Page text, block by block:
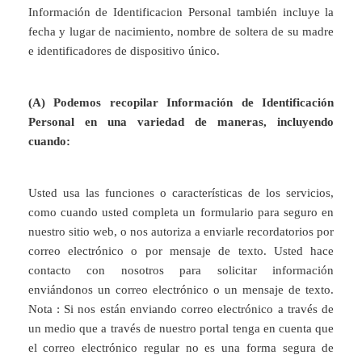
Información de Identificacion Personal también incluye la
fecha y lugar de nacimiento, nombre de soltera de su madre
e identificadores de dispositivo único.
(A) Podemos recopilar Información de Identificación
Personal en una variedad de maneras, incluyendo
cuando:
Usted usa las funciones o características de los servicios,
como cuando usted completa un formulario para seguro en
nuestro sitio web, o nos autoriza a enviarle recordatorios por
correo electrónico o por mensaje de texto. Usted hace
contacto con nosotros para solicitar información
enviándonos un correo electrónico o un mensaje de texto.
Nota : Si nos están enviando correo electrónico a través de
un medio que a través de nuestro portal tenga en cuenta que
el correo electrónico regular no es una forma segura de